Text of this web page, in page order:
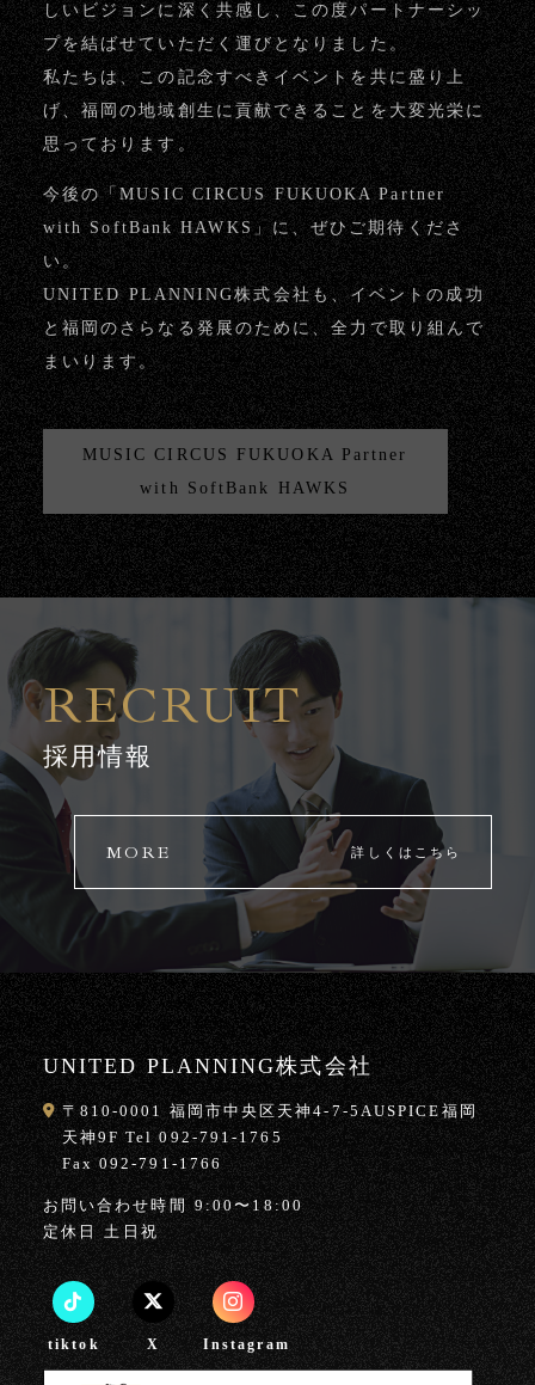
しいビジョンに深く共感し、この度パートナーシッ
プを結ばせていただく運びとなりました。
私たちは、この記念すべきイベントを共に盛り上
げ、福岡の地域創生に貢献できることを大変光栄に
思っております。
今後の「MUSIC CIRCUS FUKUOKA Partner
with SoftBank HAWKS」に、ぜひご期待くださ
い。
UNITED PLANNING株式会社も、イベントの成功
と福岡のさらなる発展のために、全力で取り組んで
まいります。
MUSIC CIRCUS FUKUOKA Partner
with SoftBank HAWKS
RECRUIT
採用情報
MORE 詳しくはこちら
UNITED PLANNING株式会社
〒810-0001 福岡市中央区天神4-7-5AUSPICE福岡
天神9F Tel 092-791-1765
Fax 092-791-1766
お問い合わせ時間 9:00〜18:00
定休日
土日祝
tiktok X Instagram